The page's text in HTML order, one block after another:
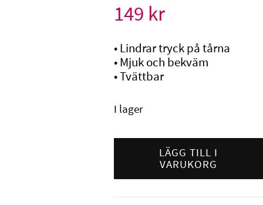
149 kr
• Lindrar tryck på tårna
• Mjuk och bekväm
• Tvättbar
I lager
Gehwol
Mini
2
LÄGG TILL I
VARUKORG